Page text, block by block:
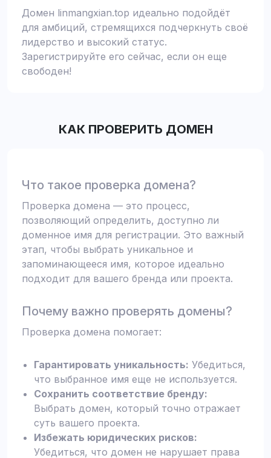
Домен linmangxian.top идеально подойдёт
для амбиций, стремящихся подчеркнуть своё
лидерство и высокий статус.
Зарегистрируйте его сейчас, если он еще
свободен!
КАК ПРОВЕРИТЬ ДОМЕН
Что такое проверка домена?
Проверка домена — это процесс,
позволяющий определить, доступно ли
доменное имя для регистрации. Это важный
этап, чтобы выбрать уникальное и
запоминающееся имя, которое идеально
подходит для вашего бренда или проекта.
Почему важно проверять домены?
Проверка домена помогает:
Гарантировать уникальность: Убедиться,
что выбранное имя еще не используется.
Сохранить соответствие бренду:
Выбрать домен, который точно отражает
суть вашего проекта.
Избежать юридических рисков:
Убедиться, что домен не нарушает права